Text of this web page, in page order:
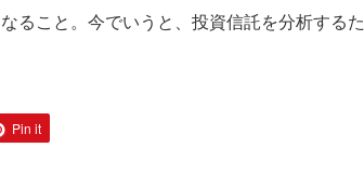
ること。今でいうと、投資信託を分析するた
Pin it